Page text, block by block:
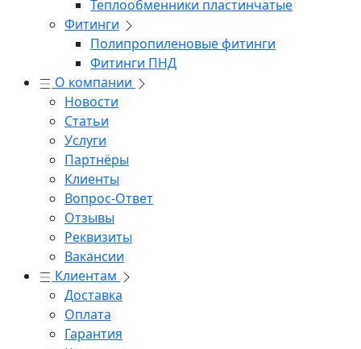
Теплообменники пластинчатые
Фитинги
Полипропиленовые фитинги
Фитинги ПНД
О компании
Новости
Статьи
Услуги
Партнёры
Клиенты
Вопрос-Ответ
Отзывы
Реквизиты
Вакансии
Клиентам
Доставка
Оплата
Гарантия